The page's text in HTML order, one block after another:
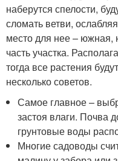
наберутся спелости,
сломать ветви,
место для нее – южная,
часть участка.
тогда все растения
несколько советов.
Самое главное –
застоя влаги. Почва
грунтовые воды
Многие садоводы